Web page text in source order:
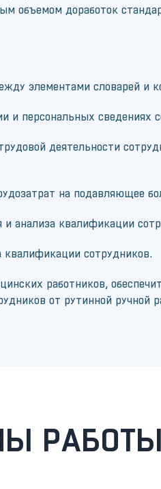
объемом доработок
элементами словарей и
и персональных сведениях
деятельности
на подавляющее
и анализа квалификации
квалификации сотрудников.
работников,
от рутинной ручной
РАБОТЫ